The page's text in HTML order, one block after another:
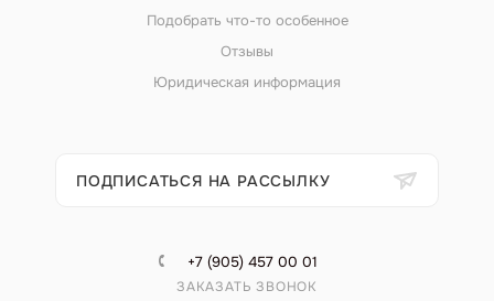
Подобрать что-то особенное
Отзывы
Юридическая информация
ПОДПИСАТЬСЯ НА РАССЫЛКУ
+7 (905) 457 00 01
ЗАКАЗАТЬ ЗВОНОК